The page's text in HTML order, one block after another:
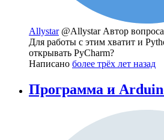
Allystar @Allystar Автор вопроса
Для работы с этим хватит и
открывать PyCharm?
Написано более трёх лет назад
Программа и